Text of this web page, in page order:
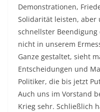
Demonstrationen,
Solidarität leisten, aber
schnellster
nicht in unserem
Ganze gestaltet, sieht
Entscheidungen und
Politiker, die bis jetzt
Auch uns im Vorstand
Krieg sehr. Schließlich